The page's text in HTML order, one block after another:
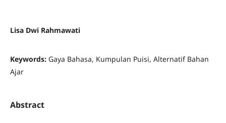
Lisa Dwi Rahmawati
Keywords: Gaya Bahasa, Kumpulan Puisi, Alternatif Bahan
Ajar
Abstract